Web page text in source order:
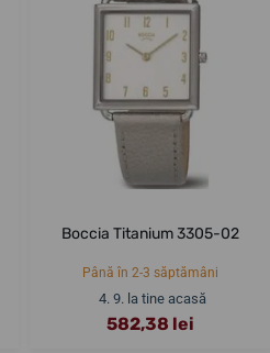
Boccia Titanium 3305-02
Până în 2-3 săptămâni
4. 9. la tine acasă
582,38 lei